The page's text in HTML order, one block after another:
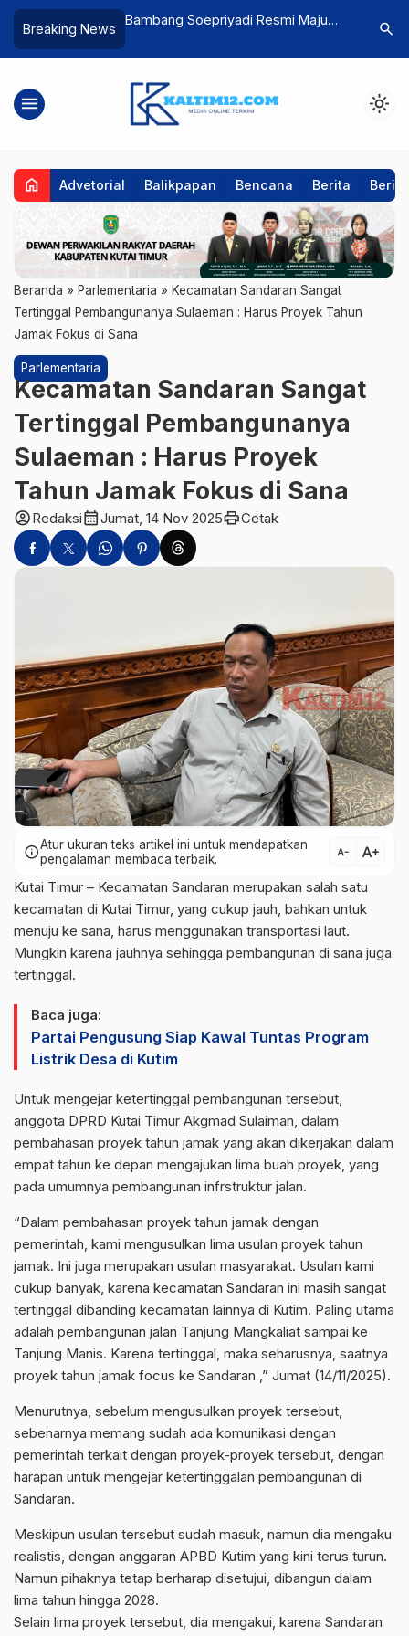
Breaking News
Kaltim,
dan Rebut
Sayyid Anjas Resmi Maju Calon
Sudah Kantongi Dukungan 30
Persen
Bupati
search
menu light_mode
home Advetorial Balikpapan Bencana Berita
Beranda » Parlementaria » Kecamatan Sandaran Sangat
Tertinggal Pembangunanya Sulaeman : Harus Proyek Tahun
Jamak Fokus di Sana
Parlementaria
Kecamatan Sandaran Sangat
Tertinggal Pembangunanya
Sulaeman : Harus Proyek
Tahun Jamak Fokus di Sana
account_circleRedaksicalendar_monthJumat, 14 Nov 2025printCetak
infoAtur ukuran teks artikel ini untuk mendapatkan
pengalaman membaca terbaik.
text_decrease text_increase
Kutai Timur – Kecamatan Sandaran merupakan salah satu
kecamatan di Kutai Timur, yang cukup jauh, bahkan untuk
menuju ke sana, harus menggunakan transportasi laut.
Mungkin karena jauhnya sehingga pembangunan di sana juga
tertinggal.
Baca juga:
Partai Pengusung Siap Kawal Tuntas Program
Listrik Desa di Kutim
Untuk mengejar ketertinggal pembangunan tersebut,
anggota DPRD Kutai Timur Akgmad Sulaiman, dalam
pembahasan proyek tahun jamak yang akan dikerjakan dalam
empat tahun ke depan mengajukan lima buah proyek, yang
pada umumnya pembangunan infrstruktur jalan.
“Dalam pembahasan proyek tahun jamak dengan
pemerintah, kami mengusulkan lima usulan proyek tahun
jamak. Ini juga merupakan usulan masyarakat. Usulan kami
cukup banyak, karena kecamatan Sandaran ini masih sangat
tertinggal dibanding kecamatan lainnya di Kutim. Paling utama
adalah pembangunan jalan Tanjung Mangkaliat sampai ke
Tanjung Manis. Karena tertinggal, maka seharusnya, saatnya
proyek tahun jamak focus ke Sandaran ,” Jumat (14/11/2025).
Menurutnya, sebelum mengusulkan proyek tersebut,
sebenarnya memang sudah ada komunikasi dengan
pemerintah terkait dengan proyek-proyek tersebut, dengan
harapan untuk mengejar ketertinggalan pembangunan di
Sandaran.
Meskipun usulan tersebut sudah masuk, namun dia mengaku
realistis, dengan anggaran APBD Kutim yang kini terus turun.
Namun pihaknya tetap berharap disetujui, dibangun dalam
lima tahun hingga 2028.
Selain lima proyek tersebut, dia mengakui, karena Sandaran